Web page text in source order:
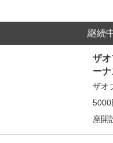
継続
ザ
ー
ザオ
5000
座開